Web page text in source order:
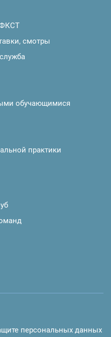
смотры
обучающимися
практики
персональных данных